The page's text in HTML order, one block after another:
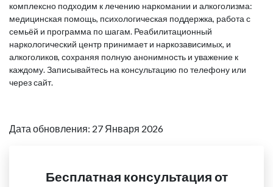
комплексно подходим к лечению наркомании и алкоголизма:
медицинская помощь, психологическая поддержка, работа с
семьёй и программа по шагам. Реабилитационный
наркологический центр принимает и наркозависимых, и
алкоголиков, сохраняя полную анонимность и уважение к
каждому. Записывайтесь на консультацию по телефону или
через сайт.
Дата обновления: 27 Января 2026
Бесплатная консультация от